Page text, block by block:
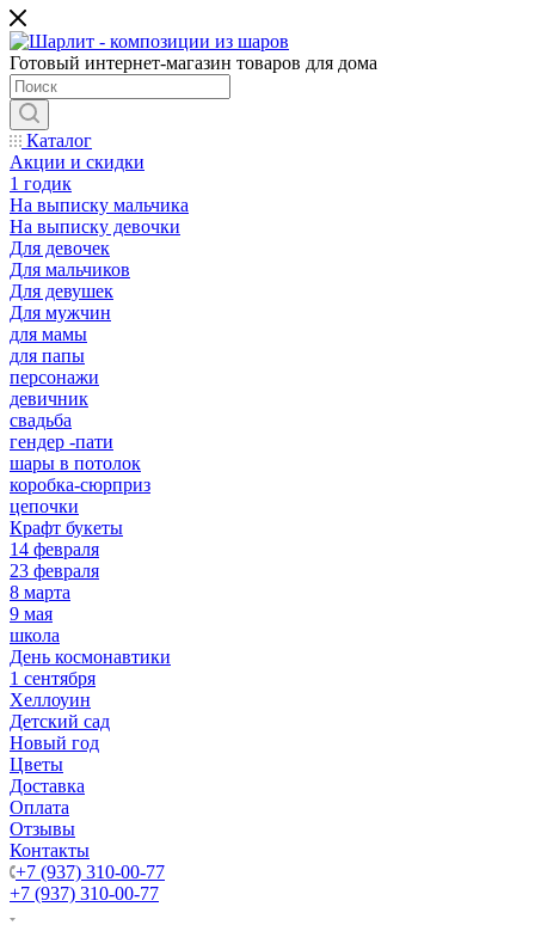
Готовый интернет-магазин товаров для дома
Каталог
Акции и скидки
1 годик
На выписку мальчика
На выписку девочки
Для девочек
Для мальчиков
Для девушек
Для мужчин
для мамы
для папы
персонажи
девичник
свадьба
гендер -пати
шары в потолок
коробка-сюрприз
цепочки
Крафт букеты
14 февраля
23 февраля
8 марта
9 мая
школа
День космонавтики
1 сентября
Хеллоуин
Детский сад
Новый год
Цветы
Доставка
Оплата
Отзывы
Контакты
+7 (937) 310-00-77
+7 (937) 310-00-77